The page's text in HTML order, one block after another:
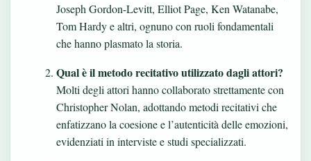
Joseph Gordon-Levitt, Elliot Page, Ken Watanabe,
Tom Hardy e altri, ognuno con ruoli fondamentali
che hanno plasmato la storia.
Qual è il metodo recitativo utilizzato dagli attori?
Molti degli attori hanno collaborato strettamente con
Christopher Nolan, adottando metodi recitativi che
enfatizzano la coesione e l’autenticità delle emozioni,
evidenziati in interviste e studi specializzati.